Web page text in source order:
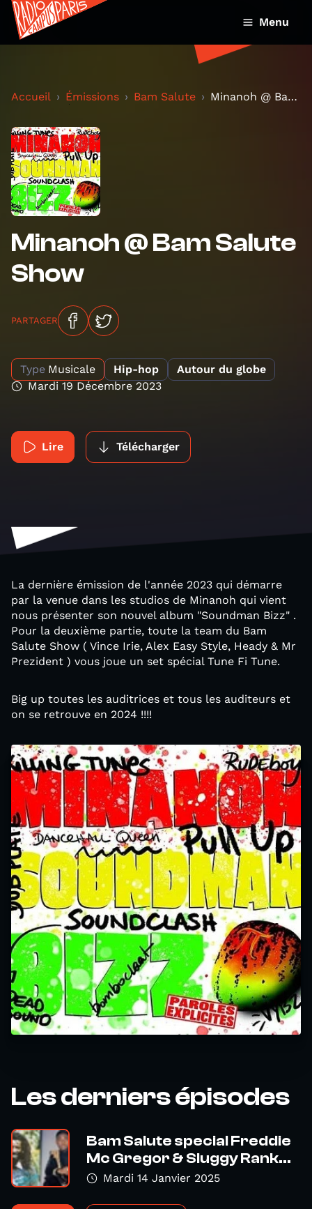
Menu
Accueil Émissions Bam Salute Minanoh @ Bam Salute Show
Minanoh @ Bam Salute
Show
PARTAGER
Type Musicale Hip-hop
Autour du globe
Mardi 19 Décembre 2023
Lire Télécharger
La dernière émission de l'année 2023 qui démarre
par la venue dans les studios de Minanoh qui vient
nous présenter son nouvel album "Soundman Bizz" .
Pour la deuxième partie, toute la team du Bam
Salute Show ( Vince Irie, Alex Easy Style, Heady & Mr
Prezident ) vous joue un set spécial Tune Fi Tune.
Big up toutes les auditrices et tous les auditeurs et
on se retrouve en 2024 !!!!
Les derniers épisodes
Bam Salute special Freddie
Mc Gregor & Sluggy Rank...
Mardi 14 Janvier 2025